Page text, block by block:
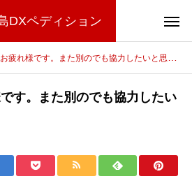
DXペディション
疲れ様です。また別のでも協力したいと思います
す。また別のでも協力したい